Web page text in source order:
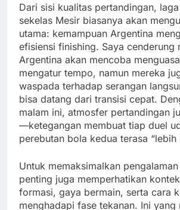
Dari sisi kualitas pertandingan,
sekelas Mesir biasanya akan
utama: kemampuan Argentina
efisiensi finishing. Saya cenderung
Argentina akan mencoba
mengatur tempo, namun mereka
waspada terhadap serangan
bisa datang dari transisi cepat.
malam ini, atmosfer pertandingan
—ketegangan membuat tiap duel
perebutan bola kedua terasa “lebih
Untuk memaksimalkan
penting juga memperhatikan
formasi, gaya bermain, serta cara
menghadapi fase tekanan. Ini yang